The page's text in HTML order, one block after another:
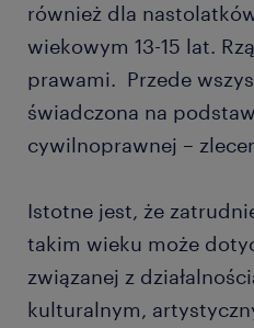
również dla
wiekowym 13-15 lat.
prawami. Przede
świadczona na
cywilnoprawnej –
Istotne jest, że
takim wieku może
związanej z
kulturalnym,